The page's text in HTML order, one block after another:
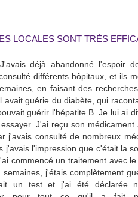
LOCALES SONT TRÈS
déjà abandonné l'espoir
différents hôpitaux, et ils
en faisant des
avait guérie du diabète, qui
guérir l'hépatite B. Je lui ai
J'ai reçu son
j'avais consulté de nombreux
j'avais l'impression que c'était la
commencé un traitement avec
j'étais complètement
un test et j'ai été déclarée